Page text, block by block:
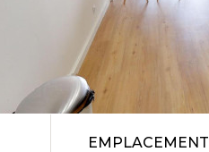
EMPLACEMENT